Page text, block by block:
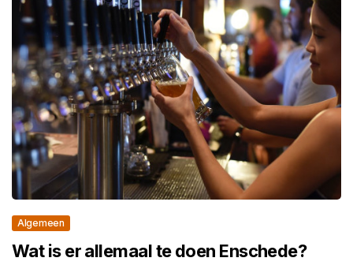
Algemeen
Wat is er allemaal te doen Enschede?